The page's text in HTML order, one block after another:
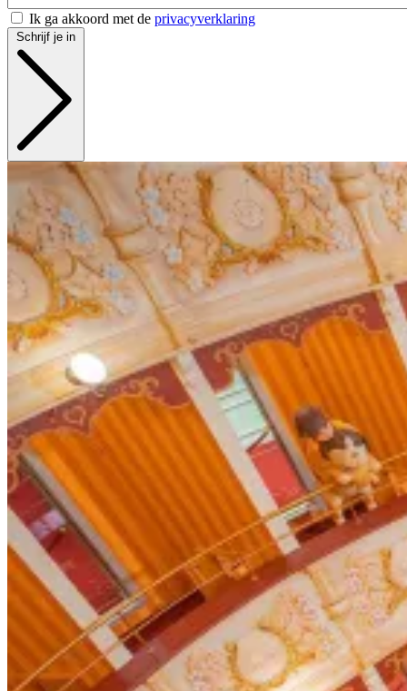
Ik ga akkoord met de privacyverklaring
Schrijf je in